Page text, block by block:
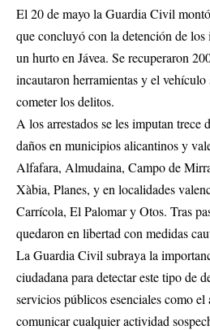
El 20 de mayo la Guardia Civil
que concluyó con la detención de los
un hurto en Jávea. Se recuperaron
incautaron herramientas y el vehículo
cometer los delitos.
A los arrestados se les imputan trece
daños en municipios alicantinos y
Alfafara, Almudaina, Campo de
Xàbia, Planes, y en localidades
Carrícola, El Palomar y Otos. Tras
quedaron en libertad con medidas
La Guardia Civil subraya la
ciudadana para detectar este tipo de
servicios públicos esenciales como el
comunicar cualquier actividad